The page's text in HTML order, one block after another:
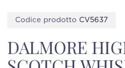
Codice prodotto CV5637
DALMORE